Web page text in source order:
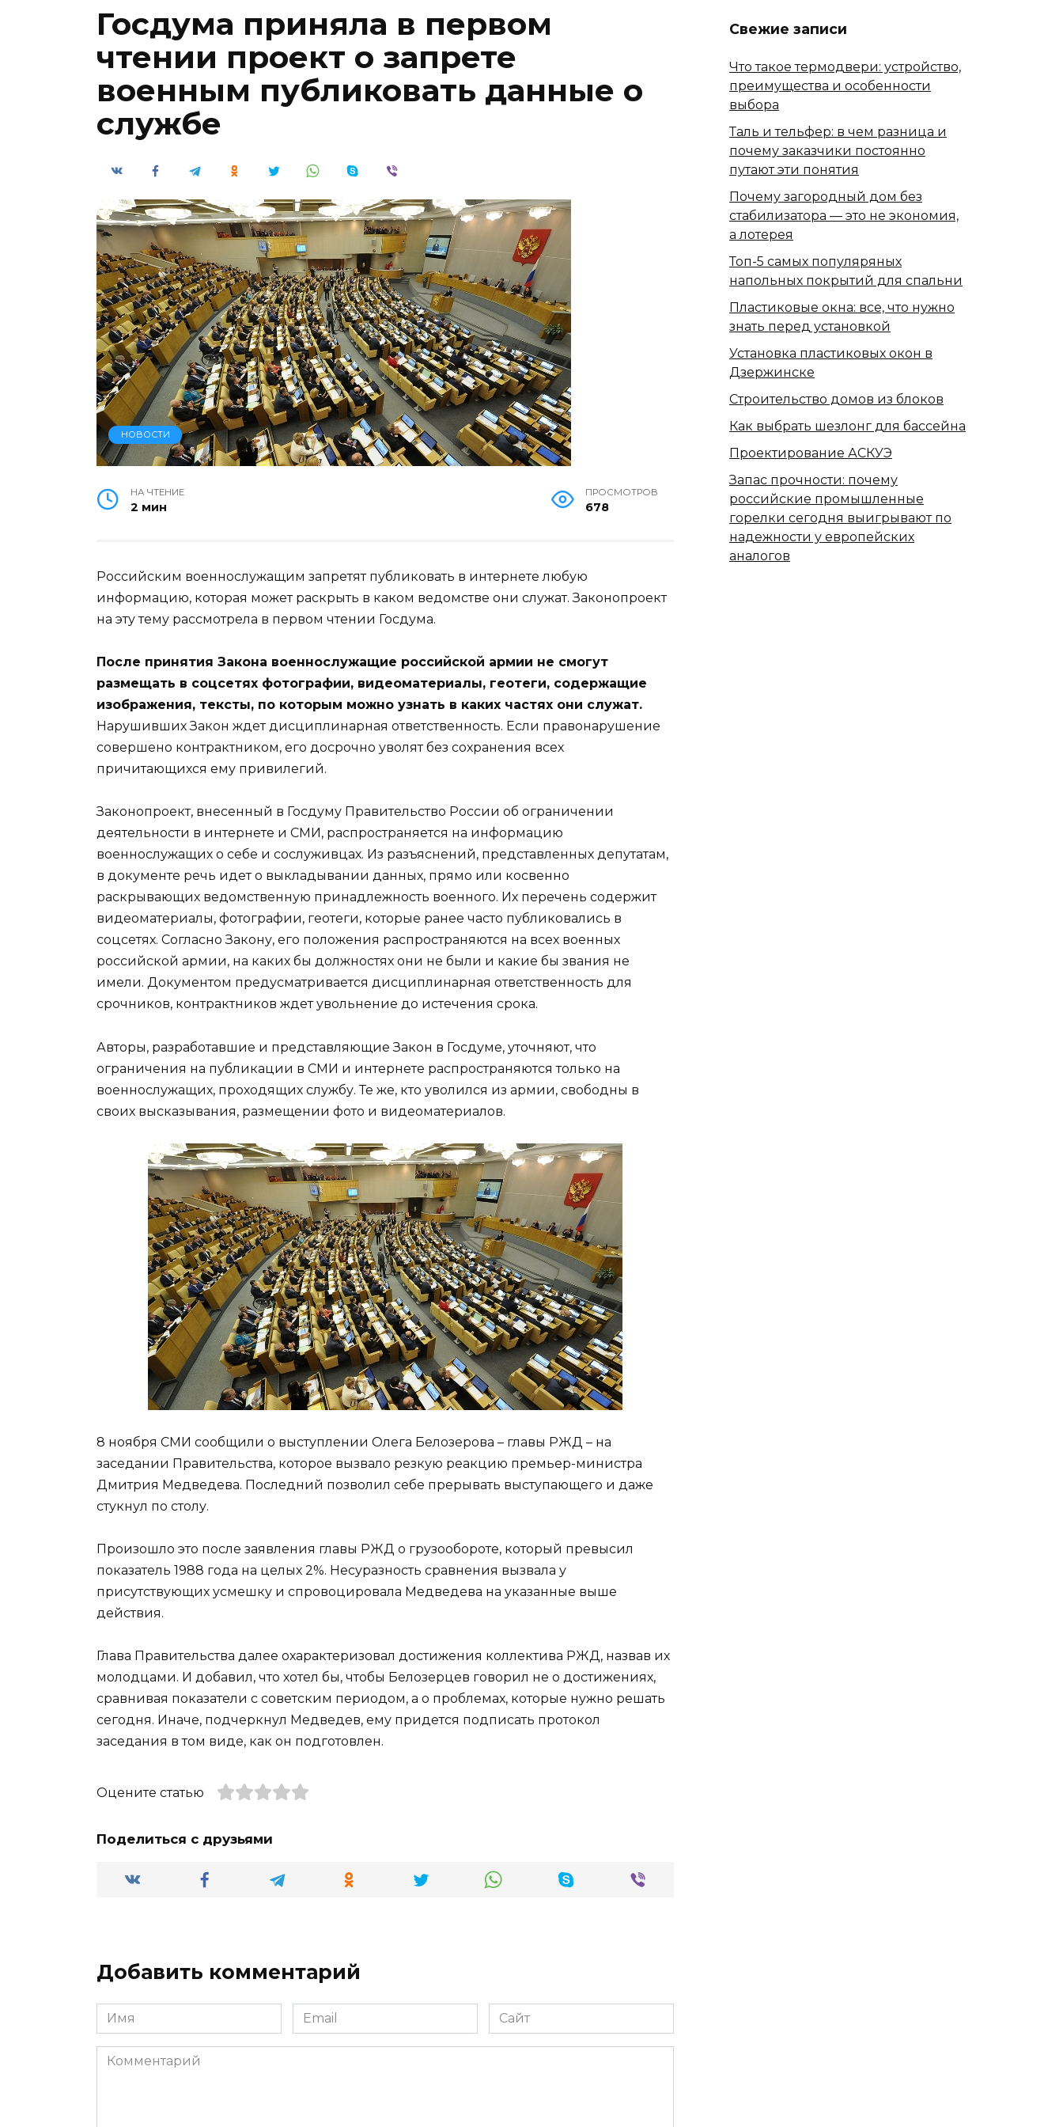
Госдума приняла в первом
чтении проект о запрете
военным публиковать данные о
службе
НОВОСТИ
НА ЧТЕНИЕ
2 мин
ПРОСМОТРОВ
678
Российским военнослужащим запретят публиковать в интернете любую
информацию, которая может раскрыть в каком ведомстве они служат. Законопроект
на эту тему рассмотрела в первом чтении Госдума.
После принятия Закона военнослужащие российской армии не смогут
размещать в соцсетях фотографии, видеоматериалы, геотеги, содержащие
изображения, тексты, по которым можно узнать в каких частях они служат.
Нарушивших Закон ждет дисциплинарная ответственность. Если правонарушение
совершено контрактником, его досрочно уволят без сохранения всех
причитающихся ему привилегий.
Законопроект, внесенный в Госдуму Правительство России об ограничении
деятельности в интернете и СМИ, распространяется на информацию
военнослужащих о себе и сослуживцах. Из разъяснений, представленных депутатам,
в документе речь идет о выкладывании данных, прямо или косвенно
раскрывающих ведомственную принадлежность военного. Их перечень содержит
видеоматериалы, фотографии, геотеги, которые ранее часто публиковались в
соцсетях. Согласно Закону, его положения распространяются на всех военных
российской армии, на каких бы должностях они не были и какие бы звания не
имели. Документом предусматривается дисциплинарная ответственность для
срочников, контрактников ждет увольнение до истечения срока.
Авторы, разработавшие и представляющие Закон в Госдуме, уточняют, что
ограничения на публикации в СМИ и интернете распространяются только на
военнослужащих, проходящих службу. Те же, кто уволился из армии, свободны в
своих высказывания, размещении фото и видеоматериалов.
8 ноября СМИ сообщили о выступлении Олега Белозерова – главы РЖД – на
заседании Правительства, которое вызвало резкую реакцию премьер-министра
Дмитрия Медведева. Последний позволил себе прерывать выступающего и даже
стукнул по столу.
Произошло это после заявления главы РЖД о грузообороте, который превысил
показатель 1988 года на целых 2%. Несуразность сравнения вызвала у
присутствующих усмешку и спровоцировала Медведева на указанные выше
действия.
Глава Правительства далее охарактеризовал достижения коллектива РЖД, назвав их
молодцами. И добавил, что хотел бы, чтобы Белозерцев говорил не о достижениях,
сравнивая показатели с советским периодом, а о проблемах, которые нужно решать
сегодня. Иначе, подчеркнул Медведев, ему придется подписать протокол
заседания в том виде, как он подготовлен.
Оцените статью
Поделиться с друзьями
Добавить комментарий
Имя
*
Email
*
Сайт
Комментарий
Свежие записи
Что такое термодвери: устройство,
преимущества и особенности
выбора
Таль и тельфер: в чем разница и
почему заказчики постоянно
путают эти понятия
Почему загородный дом без
стабилизатора — это не экономия,
а лотерея
Топ-5 самых популяряных
напольных покрытий для спальни
Пластиковые окна: все, что нужно
знать перед установкой
Установка пластиковых окон в
Дзержинске
Строительство домов из блоков
Как выбрать шезлонг для бассейна
Проектирование АСКУЭ
Запас прочности: почему
российские промышленные
горелки сегодня выигрывают по
надежности у европейских
аналогов